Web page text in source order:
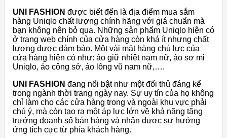
UNI FASHION được biết đến là địa điểm mua sắm
hàng Uniqlo chất lượng chính hãng với giá chuẩn mà
bạn không nên bỏ qua. Những sản phẩm Uniqlo hiện có
ở trang web chính của cửa hàng còn khá ít nhưng chất
lượng được đảm bảo. Một vài mặt hàng chủ lực của
cửa hàng hiện có như: áo giữ nhiệt nam nữ, áo sơ mi
Uniqlo, áo công sở, áo lông vũ nam nữ,….
UNI FASHION đang nổi bật như một đối thủ đáng kể
trong ngành thời trang ngày nay. Sự uy tín của họ không
chỉ làm cho các cửa hàng trong và ngoài khu vực phải
chú ý, mà còn tạo ra một áp lực lớn về khả năng tăng
trưởng doanh số bán hàng và nhận được sự hưởng
ứng tích cực từ phía khách hàng.